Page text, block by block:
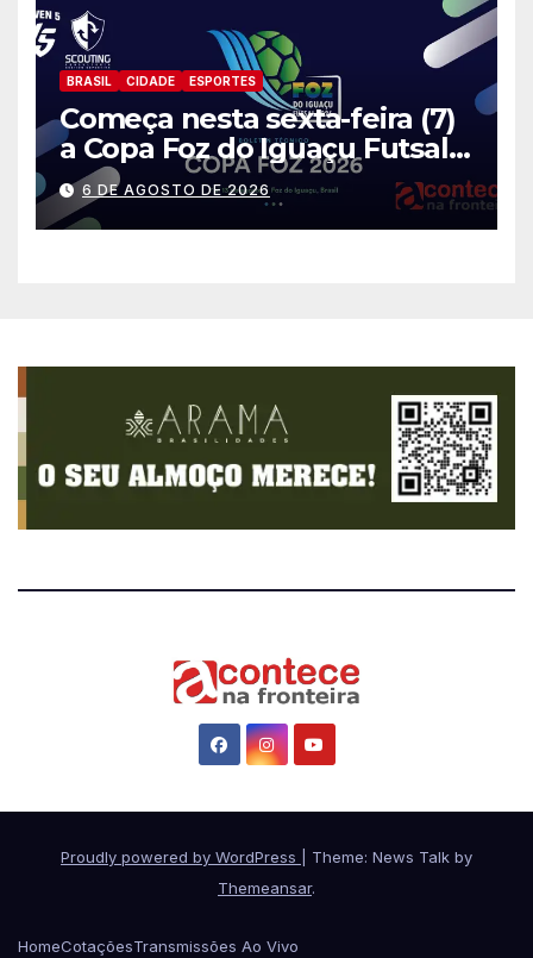
BRASIL CIDADE ESPORTES
Começa nesta sexta-feira (7)
a Copa Foz do Iguaçu Futsal
2026 com equipes de quatro
países
6 DE AGOSTO DE 2026
Proudly powered by WordPress
Theme: News Talk by
Themeansar.
HomeCotaçõesTransmissões Ao Vivo